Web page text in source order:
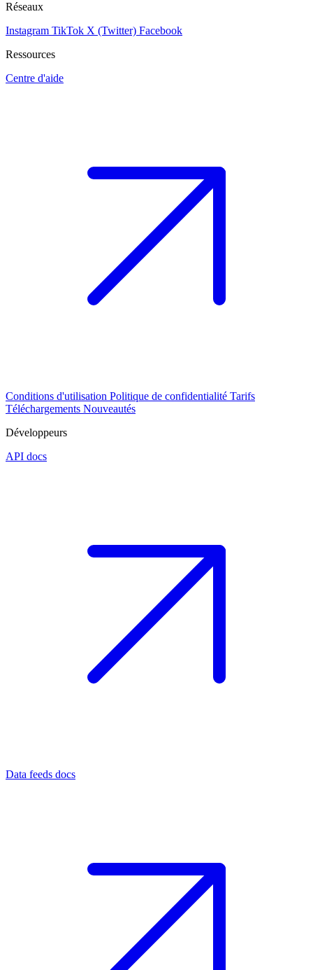
Réseaux
Instagram TikTok X (Twitter) Facebook
Ressources
Centre d'aide
Conditions d'utilisation Politique de confidentialité Tarifs
Téléchargements Nouveautés
Développeurs
API docs
Data feeds docs